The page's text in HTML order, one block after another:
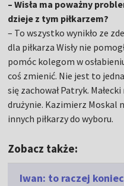
– Wisła ma poważny
dzieje z tym piłkarzem?
– To wszystko wynikło ze
dla piłkarza Wisły nie
pomóc kolegom w
coś zmienić. Nie jest to
się zachował Patryk.
drużynie. Kazimierz Moskal
innych piłkarzy do wyboru.
Zobacz także:
Iwan: to raczej